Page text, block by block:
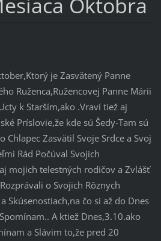
je Zasvätený Panne
Ruženca,Ružencovej Panne Márii
k Starším,ako .Vraví tiež aj
Príslovie,že kde sú Šedy-Tam sú
Chlapec Zasvätil Svoje Srdce a Svoj
Rád Počúval Svojich
mojich telestných rodičov a Zvlášť
o Svojich Rôznych
Skúsenostiach,na čo si až do Dnes
A ktiež Dnes,3.10.ako
a Slávim to,že pred 20